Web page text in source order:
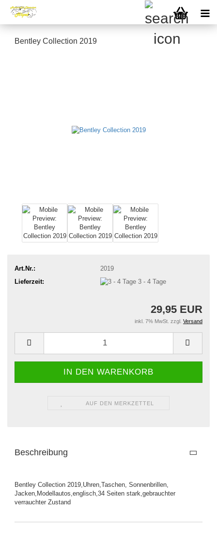
Bentley Collection 2019
Art.Nr.:
2019
Lieferzeit:
3 - 4 Tage
29,95 EUR
inkl. 7% MwSt. zzgl. Versand
AUF DEN MERKZETTEL
Beschreibung
Bentley Collection 2019,Uhren,Taschen, Sonnenbrillen,
Jacken,Modellautos,englisch,34 Seiten stark,gebrauchter
verrauchter Zustand